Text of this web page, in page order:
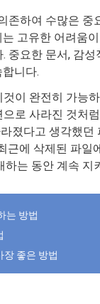
존하여 수많은 중
고유한 어려움
중요한 문서, 감
니다.
이 완전히 가능
로 사라진 것처
졌다고 생각했던
근에 삭제된 파일
는 동안 계속 지
는 방법
장 좋은 방법